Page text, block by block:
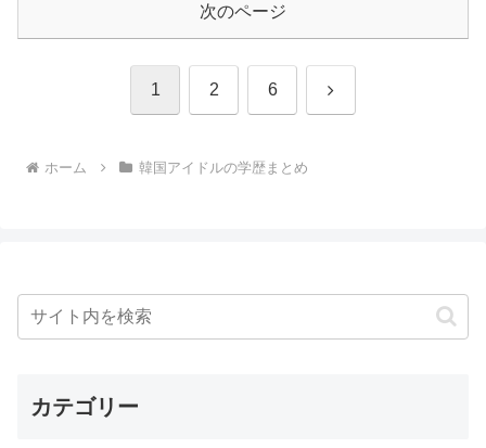
次のページ
1 2 6 次
ホーム 韓国アイドルの学歴まとめ
カテゴリー